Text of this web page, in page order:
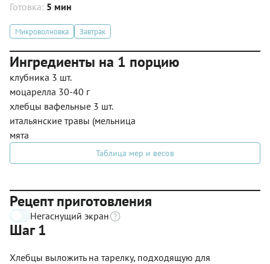
Готовка: 5 мин
Микроволновка Завтрак
Ингредиенты на 1 порцию
клубника 3 шт.
моцарелла 30-40 г
хлебцы вафельные 3 шт.
итальянские травы (мельница
мята
Таблица мер и весов
Рецепт приготовления
Негаснущий экран
Шаг 1
Хлебцы выложить на тарелку, подходящую для